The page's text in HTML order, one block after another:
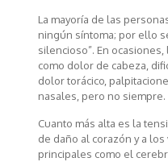
La mayoría de las
ningún síntoma; por ello
silencioso”. En
como dolor de cabeza,
dolor torácico,
nasales, pero no siempre.
Cuanto más alta es la
de daño al corazón y a
principales como el